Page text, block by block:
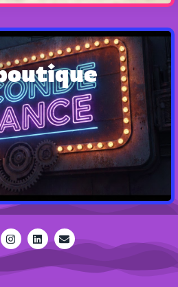
à une seconde chance, les
aussi.
sur la boutique